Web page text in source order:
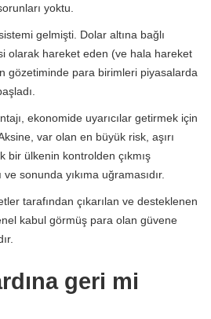
yoktu.
gelmişti. Dolar altına bağlı
olarak hareket eden (ve hala hareket
gözetiminde para birimleri piyasalarda
ekonomide uyarıcılar getirmek için
var olan en büyük risk, aşırı
bir ülkenin kontrolden çıkmış
sonunda yıkıma uğramasıdır.
tarafından çıkarılan ve desteklenen
kabul görmüş para olan güvene
geri mi